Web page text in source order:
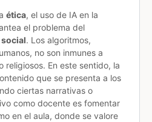
ética, el uso de IA en la
el problema del
. Los algoritmos,
no son inmunes a
religiosos. En este sentido, la
que se presenta a los
ciertas narrativas o
como docente es fomentar
en el aula, donde se valore